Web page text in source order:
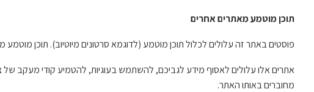
תוכן מוטמע מאתרים אחרים
פוסטים באתר זה עלולים לכלול תוכן מוטמע (לדוגמא סרטונים מיוטיוב). תוכן
אתרים אלו עלולים לאסוף מידע לגביכם, להשתמש בעוגיות, להטמיע קודי מעקב
מחוברים באותו האתר.